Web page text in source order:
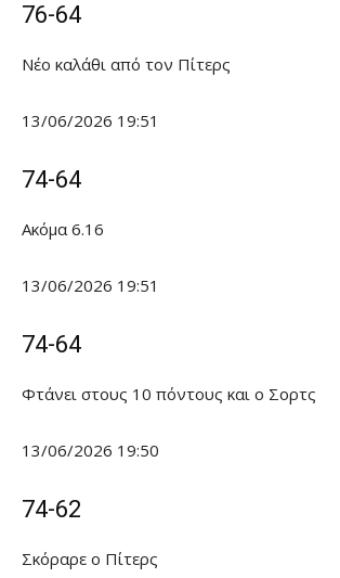
76-64
Νέο καλάθι από τον Πίτερς
13/06/2026 19:51
74-64
Ακόμα 6.16
13/06/2026 19:51
74-64
Φτάνει στους 10 πόντους και ο Σορτς
13/06/2026 19:50
74-62
Σκόραρε ο Πίτερς